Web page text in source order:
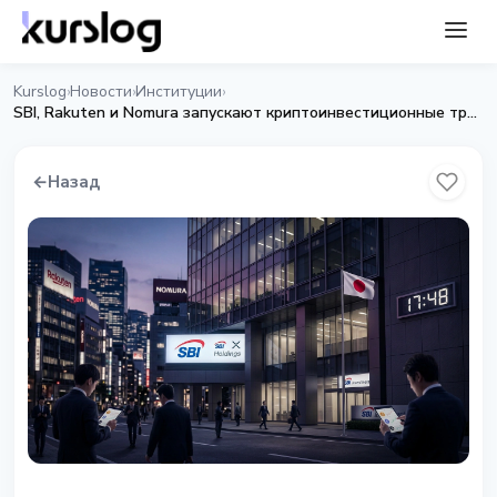
Kurslog›Новости›Институции›
SBI, Rakuten и Nomura запускают криптоинвестиционные трасты в Японии
←Назад